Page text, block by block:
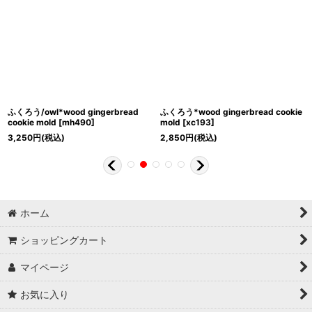
ふくろう/owl*wood gingerbread
cookie mold [mh490]
3,250円(税込)
ふくろう*wood gingerbread cookie
mold [xc193]
2,850円(税込)
ホーム
ショッピングカート
マイページ
お気に入り